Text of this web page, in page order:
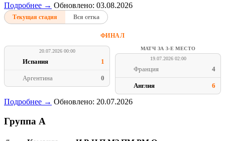
Подробнее → Обновлено: 03.08.2026
Текущая стадия Вся сетка
ФИНАЛ
20.07.2026 00:00
Испания 1
Аргентина 0
МАТЧ ЗА 3-Е МЕСТО
19.07.2026 02:00
Франция 4
Англия 6
Подробнее → Обновлено: 20.07.2026
Группа A